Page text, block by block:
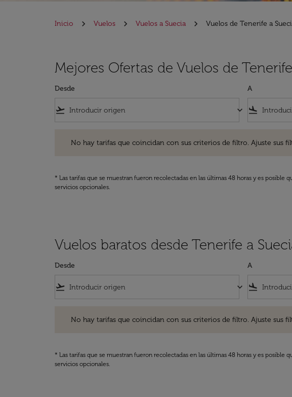
Inicio Vuelos Vuelos a Suecia Vuelos de Tenerife a
Mejores Ofertas de Vuelos de
Desde
flight_takeoff keyboard_arrow_down
A
flight_land
No hay tarifas que coincidan con sus criterios de filtro. Ajuste sus
* Las tarifas que se muestran fueron recolectadas en las últimas 48 horas y es
servicios opcionales.
Vuelos baratos desde Tenerife a
Desde
flight_takeoff keyboard_arrow_down
A
flight_land
No hay tarifas que coincidan con sus criterios de filtro. Ajuste sus
* Las tarifas que se muestran fueron recolectadas en las últimas 48 horas y es
servicios opcionales.